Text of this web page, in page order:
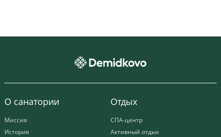
О санатории
Миссия
История
Отдых
СПА-центр
Активный отдых